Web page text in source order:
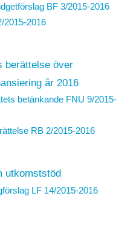
BF 3/2015-2016
2015-2016
berättelse över
år 2016
betänkande FNU 9/2015-
RB 2/2015-2016
utkomststöd
LF 14/2015-2016